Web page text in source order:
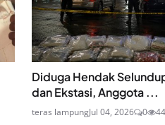
Diduga Hendak
dan Ekstasi, Anggota ...
teras lampungJul 04, 2026 0